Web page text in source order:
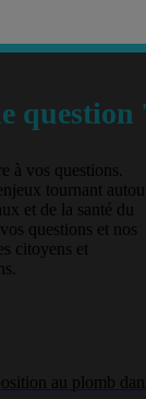
question
à vos questions.
tournant
et de la santé du
questions et nos
citoyens et
au plomb